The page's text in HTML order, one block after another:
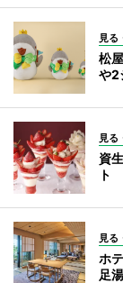
見る
松
や2
見る
資
ト
見る
ホ
足